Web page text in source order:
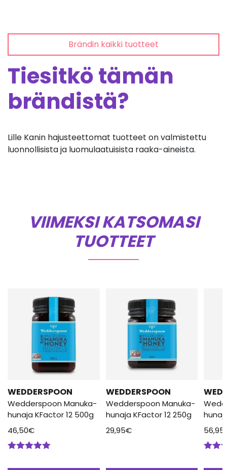
Brändin kaikki tuotteet
Tiesitkö tämän
brändistä?
Lille Kanin hajusteettomat tuotteet on valmistettu
luonnollisista ja luomulaatuisista raaka-aineista.
VIIMEKSI KATSOMASI
TUOTTEET
WEDDERSPOON
Wedderspoon Manuka-
hunaja KFactor 12 500g
46,50€
WEDDERSPOON
Wedderspoon Manuka-
hunaja KFactor 12 250g
29,95€
56,95